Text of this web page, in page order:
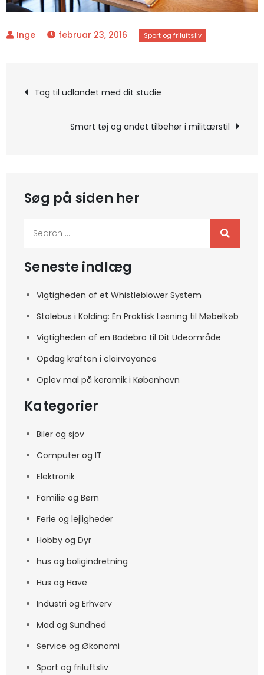
februar 23, 2016
Indlægsnavigation
Tag til udlandet med dit studie
Smart tøj og andet tilbehør i militærstil
Søg på siden her
Seneste indlæg
Vigtigheden af et Whistleblower System
Stolebus i Kolding: En Praktisk Løsning til Møbelkøb
Vigtigheden af en Badebro til Dit Udeområde
Opdag kraften i clairvoyance
Oplev mal på keramik i København
Kategorier
Biler og sjov
Computer og IT
Elektronik
Familie og Børn
Ferie og lejligheder
Hobby og Dyr
hus og boligindretning
Hus og Have
Industri og Erhverv
Mad og Sundhed
Service og Økonomi
Sport og friluftsliv